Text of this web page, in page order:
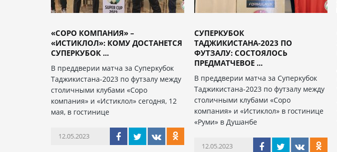
«СОРО КОМПАНИЯ» –
«ИСТИКЛОЛ»: КОМУ ДОСТАНЕТСЯ
СУПЕРКУБОК ...
В преддверии матча за Суперкубок
Таджикистана-2023 по футзалу между
столичными клубами «Соро
компания» и «Истиклол» сегодня, 12
мая, в гостинице
12.05.2023
СУПЕРКУБОК
ТАДЖИКИСТАНА-2023 ПО
ФУТЗАЛУ: СОСТОЯЛОСЬ
ПРЕДМАТЧЕВОЕ ...
В преддверии матча за Суперкубок
Таджикистана-2023 по футзалу между
столичными клубами «Соро
компания» и «Истиклол» в гостинице
«Руми» в Душанбе
12.05.2023